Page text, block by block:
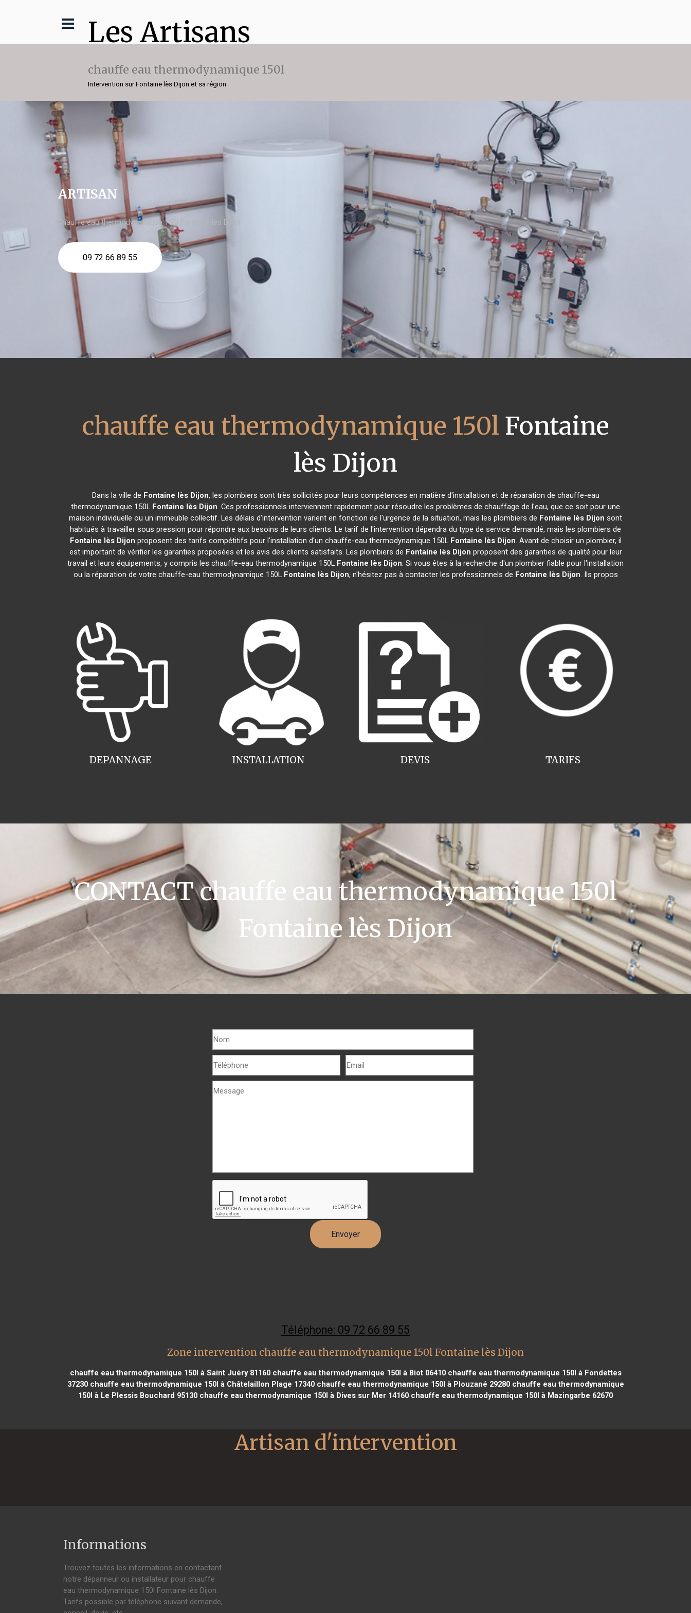
Les Artisans
chauffe eau thermodynamique 150l
Intervention sur Fontaine lès Dijon et sa région
ARTISAN
chauffe eau thermodynamique 150l Fontaine lès Dijon
09 72 66 89 55
chauffe eau thermodynamique 150l Fontaine
lès Dijon
Dans la ville de Fontaine lès Dijon, les plombiers sont très sollicités pour leurs compétences en matière d'installation et de réparation de chauffe-eau
thermodynamique 150L Fontaine lès Dijon. Ces professionnels interviennent rapidement pour résoudre les problèmes de chauffage de l'eau, que ce soit pour une
maison individuelle ou un immeuble collectif. Les délais d'intervention varient en fonction de l'urgence de la situation, mais les plombiers de Fontaine lès Dijon sont
habitués à travailler sous pression pour répondre aux besoins de leurs clients. Le tarif de l'intervention dépendra du type de service demandé, mais les plombiers de
Fontaine lès Dijon proposent des tarifs compétitifs pour l'installation d'un chauffe-eau thermodynamique 150L Fontaine lès Dijon. Avant de choisir un plombier, il
est important de vérifier les garanties proposées et les avis des clients satisfaits. Les plombiers de Fontaine lès Dijon proposent des garanties de qualité pour leur
travail et leurs équipements, y compris les chauffe-eau thermodynamique 150L Fontaine lès Dijon. Si vous êtes à la recherche d'un plombier fiable pour l'installation
ou la réparation de votre chauffe-eau thermodynamique 150L Fontaine lès Dijon, n'hésitez pas à contacter les professionnels de Fontaine lès Dijon. Ils propos
INSTALLATION
DEPANNAGE TARIFS
DEVIS
CONTACT chauffe eau thermodynamique 150l
Fontaine lès Dijon
Téléphone: 09 72 66 89 55
Zone intervention chauffe eau thermodynamique 150l Fontaine lès Dijon
chauffe eau thermodynamique 150l à Saint Juéry 81160chauffe eau thermodynamique 150l à Biot 06410chauffe eau thermodynamique 150l à Fondettes
37230chauffe eau thermodynamique 150l à Châtelaillon Plage 17340chauffe eau thermodynamique 150l à Plouzané 29280chauffe eau thermodynamique
150l à Le Plessis Bouchard 95130 chauffe eau thermodynamique 150l à Dives sur Mer 14160 chauffe eau thermodynamique 150l à Mazingarbe 62670
Informations
Trouvez toutes les informations en contactant
notre dépanneur ou installateur pour chauffe
eau thermodynamique 150l Fontaine lès Dijon.
Tarifs possible par téléphone suivant demande,
Artisan d'intervention